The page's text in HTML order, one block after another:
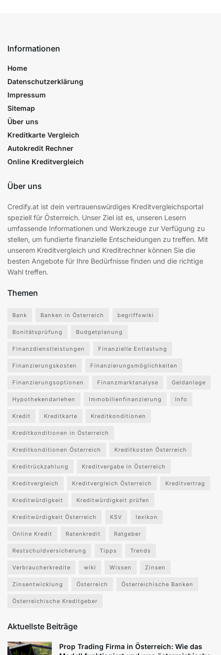
Informationen
Home
Datenschutzerklärung
Impressum
Sitemap
Über uns
Kreditkarte Vergleich
Autokredit Rechner
Online Kreditvergleich
Über uns
Credify.at ist dein vertrauenswürdiges Kreditvergleichsportal
speziell für Österreich. Unser Ziel ist es, unseren Lesern
umfassende Informationen und Werkzeuge zur Verfügung zu
stellen, um fundierte finanzielle Entscheidungen zu treffen. Mit
unserem Kreditvergleich und Kreditrechner können Sie die
besten Angebote für Ihre Bedürfnisse finden und die richtige
Wahl treffen.
Themen
Bank Banken in Österreich begriffswiki
Bonitätsprüfung Budgetplanung
Finanzdienstleistungen Finanzielle Entlastung
Finanzierungskosten Finanzierungsmöglichkeiten
Finanzierungsoptionen Finanzmarktanalyse Geldanlage
Hypothekendarlehen Immobilienfinanzierung Info
Kredit Kreditkarte Kreditkonditionen
Kreditkonditionen in Österreich
Kreditkonditionen Österreich Kreditkosten Österreich
Kreditrückzahlung Kreditvergabe in Österreich
Kreditvergleich Kreditvergleich Österreich Kreditvertrag
Kreditwürdigkeit Kreditwürdigkeit prüfen
Kreditwürdigkeit Österreich KSV lexikon
Online Kredit Ratenkredit Ratgeber
Restschuldversicherung Tipps Trends
Verbraucherkredite wiki Wissen Zinsen
Zinsentwicklung Österreich Österreichische Banken
Österreichische Kreditgeber
Aktuellste Beiträge
Prop Trading Firma in Österreich: Wie das